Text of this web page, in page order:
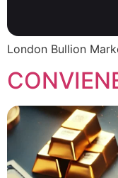
London Bullion